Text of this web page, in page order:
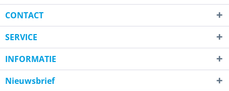
CONTACT
SERVICE
INFORMATIE
Nieuwsbrief